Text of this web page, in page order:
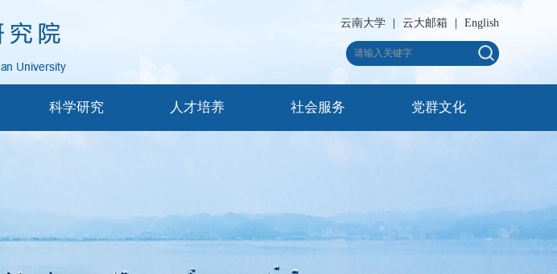
云南大学 云大邮箱 English
科学研究 人才培养 社会服务 党群文化